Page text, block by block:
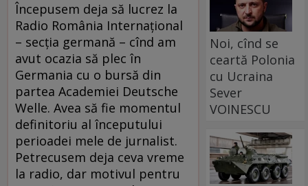
Începusem deja să lucrez la
Radio România Internațional
– secția germană – cînd am
avut ocazia să plec în
Germania cu o bursă din
partea Academiei Deu­tsche
Welle. Avea să fie momentul
definitoriu al începutului
perioadei mele de jurnalist.
Petrecusem deja ceva vreme
la radio, dar motivul pentru
Noi, cînd se
ceartă Polonia
cu Ucraina
Sever
VOINESCU